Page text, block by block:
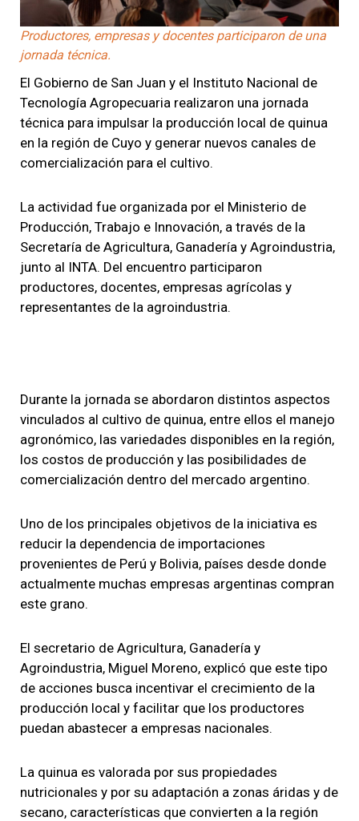
Productores, empresas y docentes participaron de una
jornada técnica.
El Gobierno de San Juan y el Instituto Nacional de
Tecnología Agropecuaria realizaron una jornada
técnica para impulsar la producción local de quinua
en la región de Cuyo y generar nuevos canales de
comercialización para el cultivo.
La actividad fue organizada por el Ministerio de
Producción, Trabajo e Innovación, a través de la
Secretaría de Agricultura, Ganadería y Agroindustria,
junto al INTA. Del encuentro participaron
productores, docentes, empresas agrícolas y
representantes de la agroindustria.
Durante la jornada se abordaron distintos aspectos
vinculados al cultivo de quinua, entre ellos el manejo
agronómico, las variedades disponibles en la región,
los costos de producción y las posibilidades de
comercialización dentro del mercado argentino.
Uno de los principales objetivos de la iniciativa es
reducir la dependencia de importaciones
provenientes de Perú y Bolivia, países desde donde
actualmente muchas empresas argentinas compran
este grano.
El secretario de Agricultura, Ganadería y
Agroindustria, Miguel Moreno, explicó que este tipo
de acciones busca incentivar el crecimiento de la
producción local y facilitar que los productores
puedan abastecer a empresas nacionales.
La quinua es valorada por sus propiedades
nutricionales y por su adaptación a zonas áridas y de
secano, características que convierten a la región